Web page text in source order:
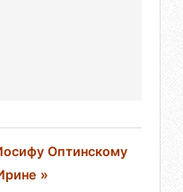
Оптинскому
»